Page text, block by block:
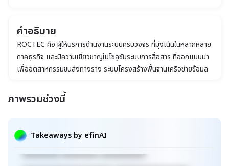
คำอธิบาย
ROCTEC คือ ผู้ให้บริการด้านงานระบบครบวงจร ที่มุ่งเน้นในหลากหลาย
ภาคธุรกิจ และมีความเชี่ยวชาญในโซลูชันระบบการสื่อสาร ที่ออกแบบมา
เพื่ออุตสาหกรรมขนส่งทางราง ระบบโครงสร้างพื้นฐานเครือข่ายข้อมูล
และการพัฒนาผลิตภัณฑ์เชิงนวัตกรรม โดยให้บริการครอบคลุม ตั้งแต่
ภาพรวมช่วงนี้
Takeaways by efinAI
xxxxxxxxxxxxxxxxxx xxxxxxxxxxxxxxx xxxxx
xxxxxxxxx xxxxxxxxx xxxxxxxxxxx